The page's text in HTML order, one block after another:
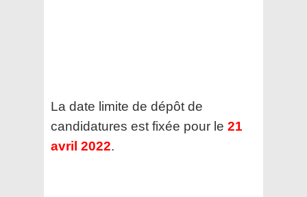
La date limite de dépôt de
candidatures est fixée pour le 21
avril 2022.